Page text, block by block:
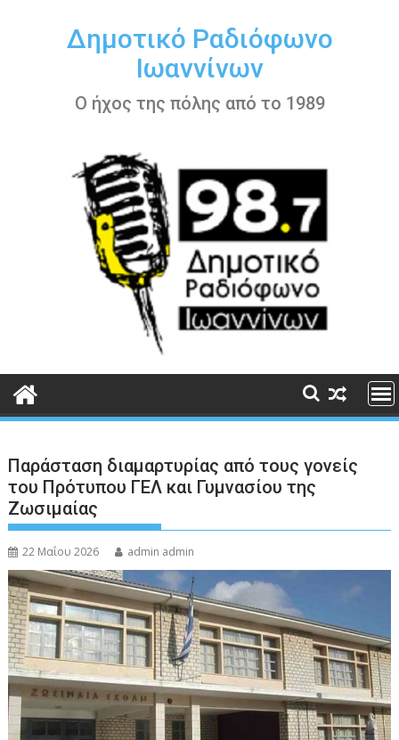
περιεχόμενοΔημοτικό Ραδιόφωνο
Ιωαννίνων
Ο ήχος της πόλης από το 1989
Παράσταση διαμαρτυρίας από τους γονείς
του Πρότυπου ΓΕΛ και Γυμνασίου της
Ζωσιμαίας
22 Μαΐου 2026 admin admin